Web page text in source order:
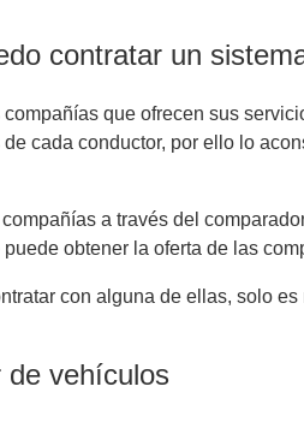
contratar un
compañías que ofrecen sus
de cada conductor, por ello lo
a través del
obtener la oferta de las
con alguna de ellas, solo
de vehículos